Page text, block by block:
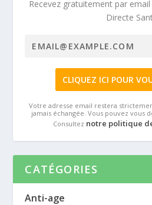
Recevez gratuitement par
Directe
Votre adresse email restera
jamais échangée. Vous pouvez vous
Consultez notre politique
CATÉGORIES
Anti-age